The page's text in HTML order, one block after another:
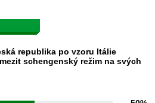
republika po vzoru Itálie
schengenský režim na svých